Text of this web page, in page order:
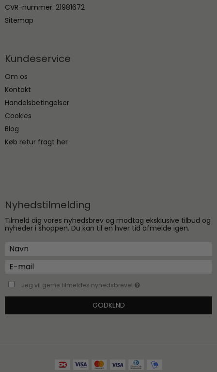
CVR-nummer: 21981672
Sitemap
Kundeservice
Om os
Kontakt
Handelsbetingelser
Cookies
Blog
Køb retur fragt her
Nyhedstilmelding
Tilmeld dig vores nyhedsbrev og modtag eksklusive tilbud og
nyheder i shoppen. Du kan til en hver tid afmelde igen.
Jeg vil gerne tilmeldes nyhedsbrevet
GODKEND